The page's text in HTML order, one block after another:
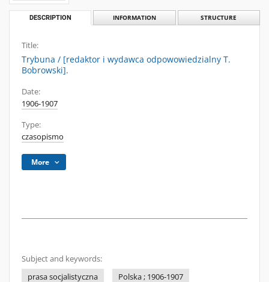
DESCRIPTION INFORMATION STRUCTURE
Title:
Trybuna / [redaktor i wydawca odpowowiedzialny T.
Bobrowski].
Date:
1906-1907
Type:
czasopismo
More
Subject and keywords:
prasa socjalistyczna
Polska ; 1906-1907